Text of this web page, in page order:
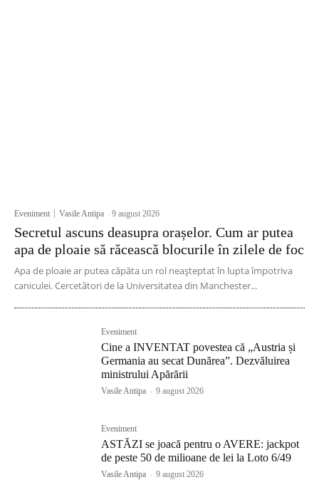
Eveniment Vasile Antipa -9 august 2026
Secretul ascuns deasupra orașelor. Cum ar putea
apa de ploaie să răcească blocurile în zilele de foc
Apa de ploaie ar putea căpăta un rol neașteptat în lupta împotriva
caniculei. Cercetători de la Universitatea din Manchester...
Eveniment
Cine a INVENTAT povestea că „Austria și
Germania au secat Dunărea”. Dezvăluirea
ministrului Apărării
Vasile Antipa - 9 august 2026
Eveniment
ASTĂZI se joacă pentru o AVERE: jackpot
de peste 50 de milioane de lei la Loto 6/49
Vasile Antipa - 9 august 2026